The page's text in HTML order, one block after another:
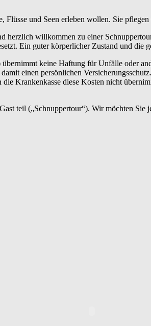
Flüsse und Seen erleben wollen. Sie
herzlich willkommen zu einer
Ein guter körperlicher Zustand und die
keine Haftung für Unfälle oder
einen persönlichen
Krankenkasse diese Kosten nicht
teil („Schnuppertour“). Wir möchten